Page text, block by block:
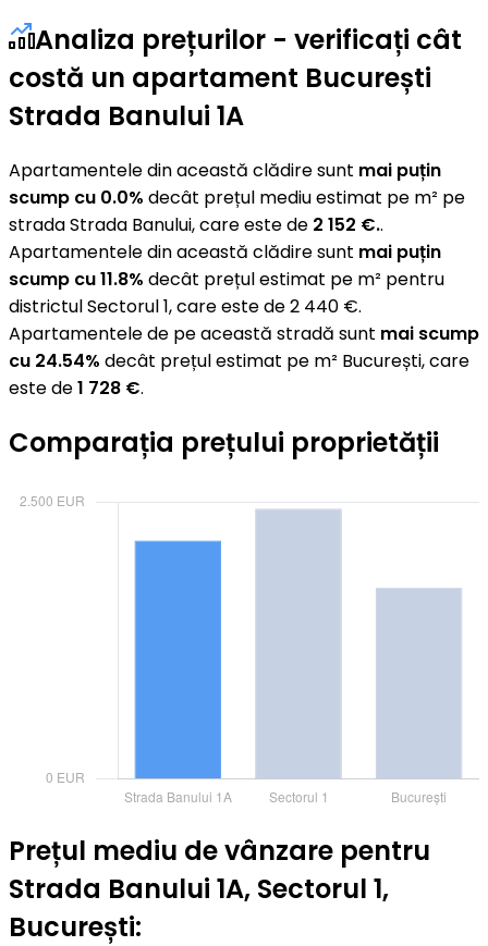
Analiza prețurilor - verificați cât
costă un apartament București
Strada Banului 1A
Apartamentele din această clădire sunt mai puțin
scump cu 0.0% decât prețul mediu estimat pe m² pe
strada Strada Banului, care este de 2 152 €..
Apartamentele din această clădire sunt mai puțin
scump cu 11.8% decât prețul estimat pe m² pentru
districtul Sectorul 1, care este de 2 440 €.
Apartamentele de pe această stradă sunt mai scump
cu 24.54% decât prețul estimat pe m² București, care
este de1 728 €.
Comparația prețului proprietății
Prețul mediu de vânzare pentru
Strada Banului 1A, Sectorul 1,
București: